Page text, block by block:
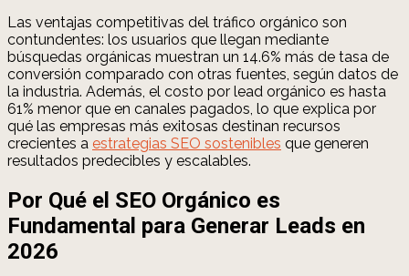
Las ventajas competitivas del tráfico orgánico son
contundentes: los usuarios que llegan mediante
búsquedas orgánicas muestran un 14.6% más de tasa de
conversión comparado con otras fuentes, según datos de
la industria. Además, el costo por lead orgánico es hasta
61% menor que en canales pagados, lo que explica por
qué las empresas más exitosas destinan recursos
crecientes a estrategias SEO sostenibles que generen
resultados predecibles y escalables.
Por Qué el SEO Orgánico es
Fundamental para Generar Leads en
2026